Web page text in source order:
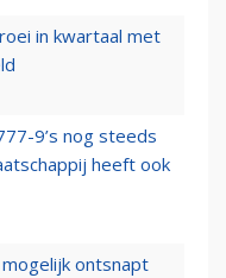
in kwartaal met
9’s nog steeds
heeft ook
ontsnapt